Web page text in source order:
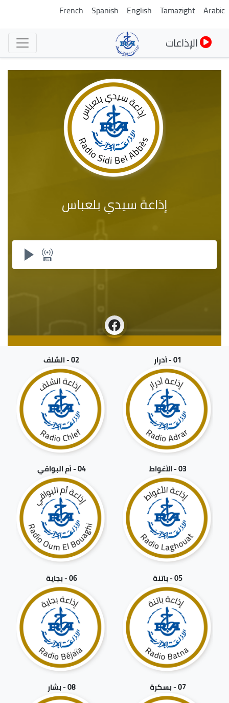
تجاوز
Arabic
Tamazight
English
Spanish
French
الإذاعات
إذاعة سيدي بلعباس
01 - أدرار 02 - الشلف
03 - الأغواط 04 - أم البواقي
05 - باتنة 06 - بجاية
07 - بسكرة 08 - بشار